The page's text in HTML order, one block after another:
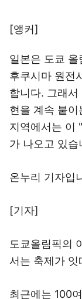
[앵커]
일본은 도쿄
후쿠시마 원전
합니다. 그래
현을 계속 붙
지역에서는 이
가 나오고 있습
온누리 기자입
[기자]
도쿄올림픽의
서는 축제가
최근에는 100